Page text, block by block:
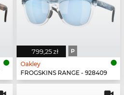
799,25 zł P
Oakley
FROGSKINS RANGE - 928409